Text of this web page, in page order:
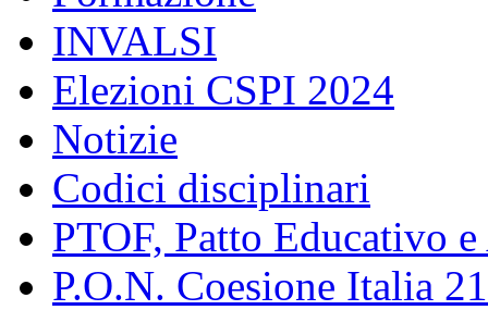
INVALSI
Elezioni CSPI 2024
Notizie
Codici disciplinari
PTOF, Patto Educativo
P.O.N. Coesione Italia